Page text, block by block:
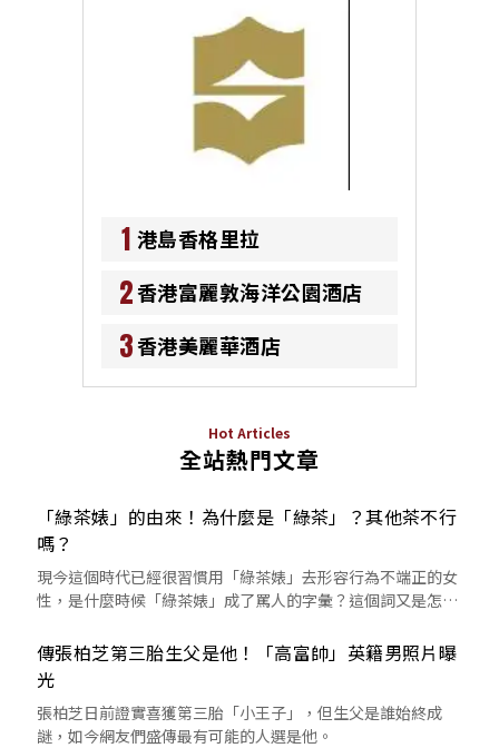
1 港島香格里拉
2香港富麗敦海洋公園酒店
3香港美麗華酒店
Hot Articles
全站熱門文章
「綠茶婊」的由來！為什麼是「綠茶」？其他茶不行
嗎？
現今這個時代已經很習慣用「綠茶婊」去形容行為不端正的女
性，是什麼時候「綠茶婊」成了罵人的字彙？這個詞又是怎麼
傳張柏芝第三胎生父是他！「高富帥」英籍男照片曝
光
張柏芝日前證實喜獲第三胎「小王子」，但生父是誰始終成
謎，如今網友們盛傳最有可能的人選是他。